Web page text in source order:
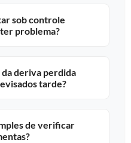
sob controle
problema?
deriva perdida
tarde?
de verificar